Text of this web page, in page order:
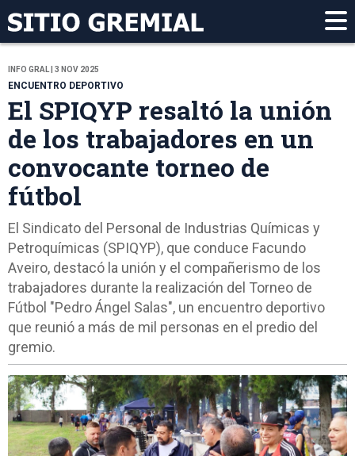
INFO GRAL | 3 NOV 2025
ENCUENTRO DEPORTIVO
El SPIQYP resaltó la unión
de los trabajadores en un
convocante torneo de
fútbol
El Sindicato del Personal de Industrias Químicas y
Petroquímicas (SPIQYP), que conduce Facundo
Aveiro, destacó la unión y el compañerismo de los
trabajadores durante la realización del Torneo de
Fútbol "Pedro Ángel Salas", un encuentro deportivo
que reunió a más de mil personas en el predio del
gremio.